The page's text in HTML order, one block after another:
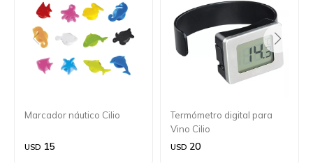
Marcador náutico Cilio
USD 15
Termómetro digital para
Vino Cilio
USD 20